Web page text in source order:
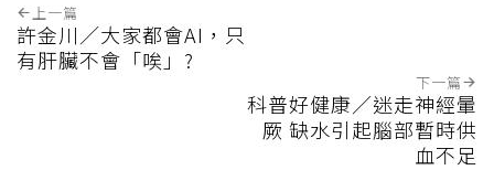
上一篇
許金川／大家都會AI，只
有肝臟不會「唉」?
下一篇
科普好健康／迷走神經暈
厥 缺水引起腦部暫時供
血不足